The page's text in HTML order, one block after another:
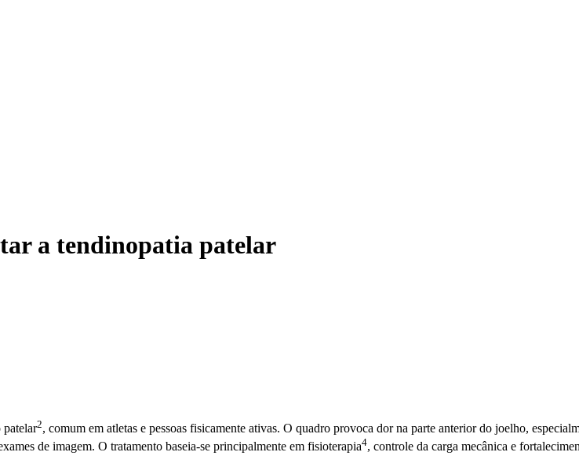
a tendinopatia patelar
patelar2, comum em atletas e pessoas fisicamente ativas. O quadro provoca dor na parte anterior do joelho,
de imagem. O tratamento baseia-se principalmente em fisioterapia4, controle da carga mecânica e